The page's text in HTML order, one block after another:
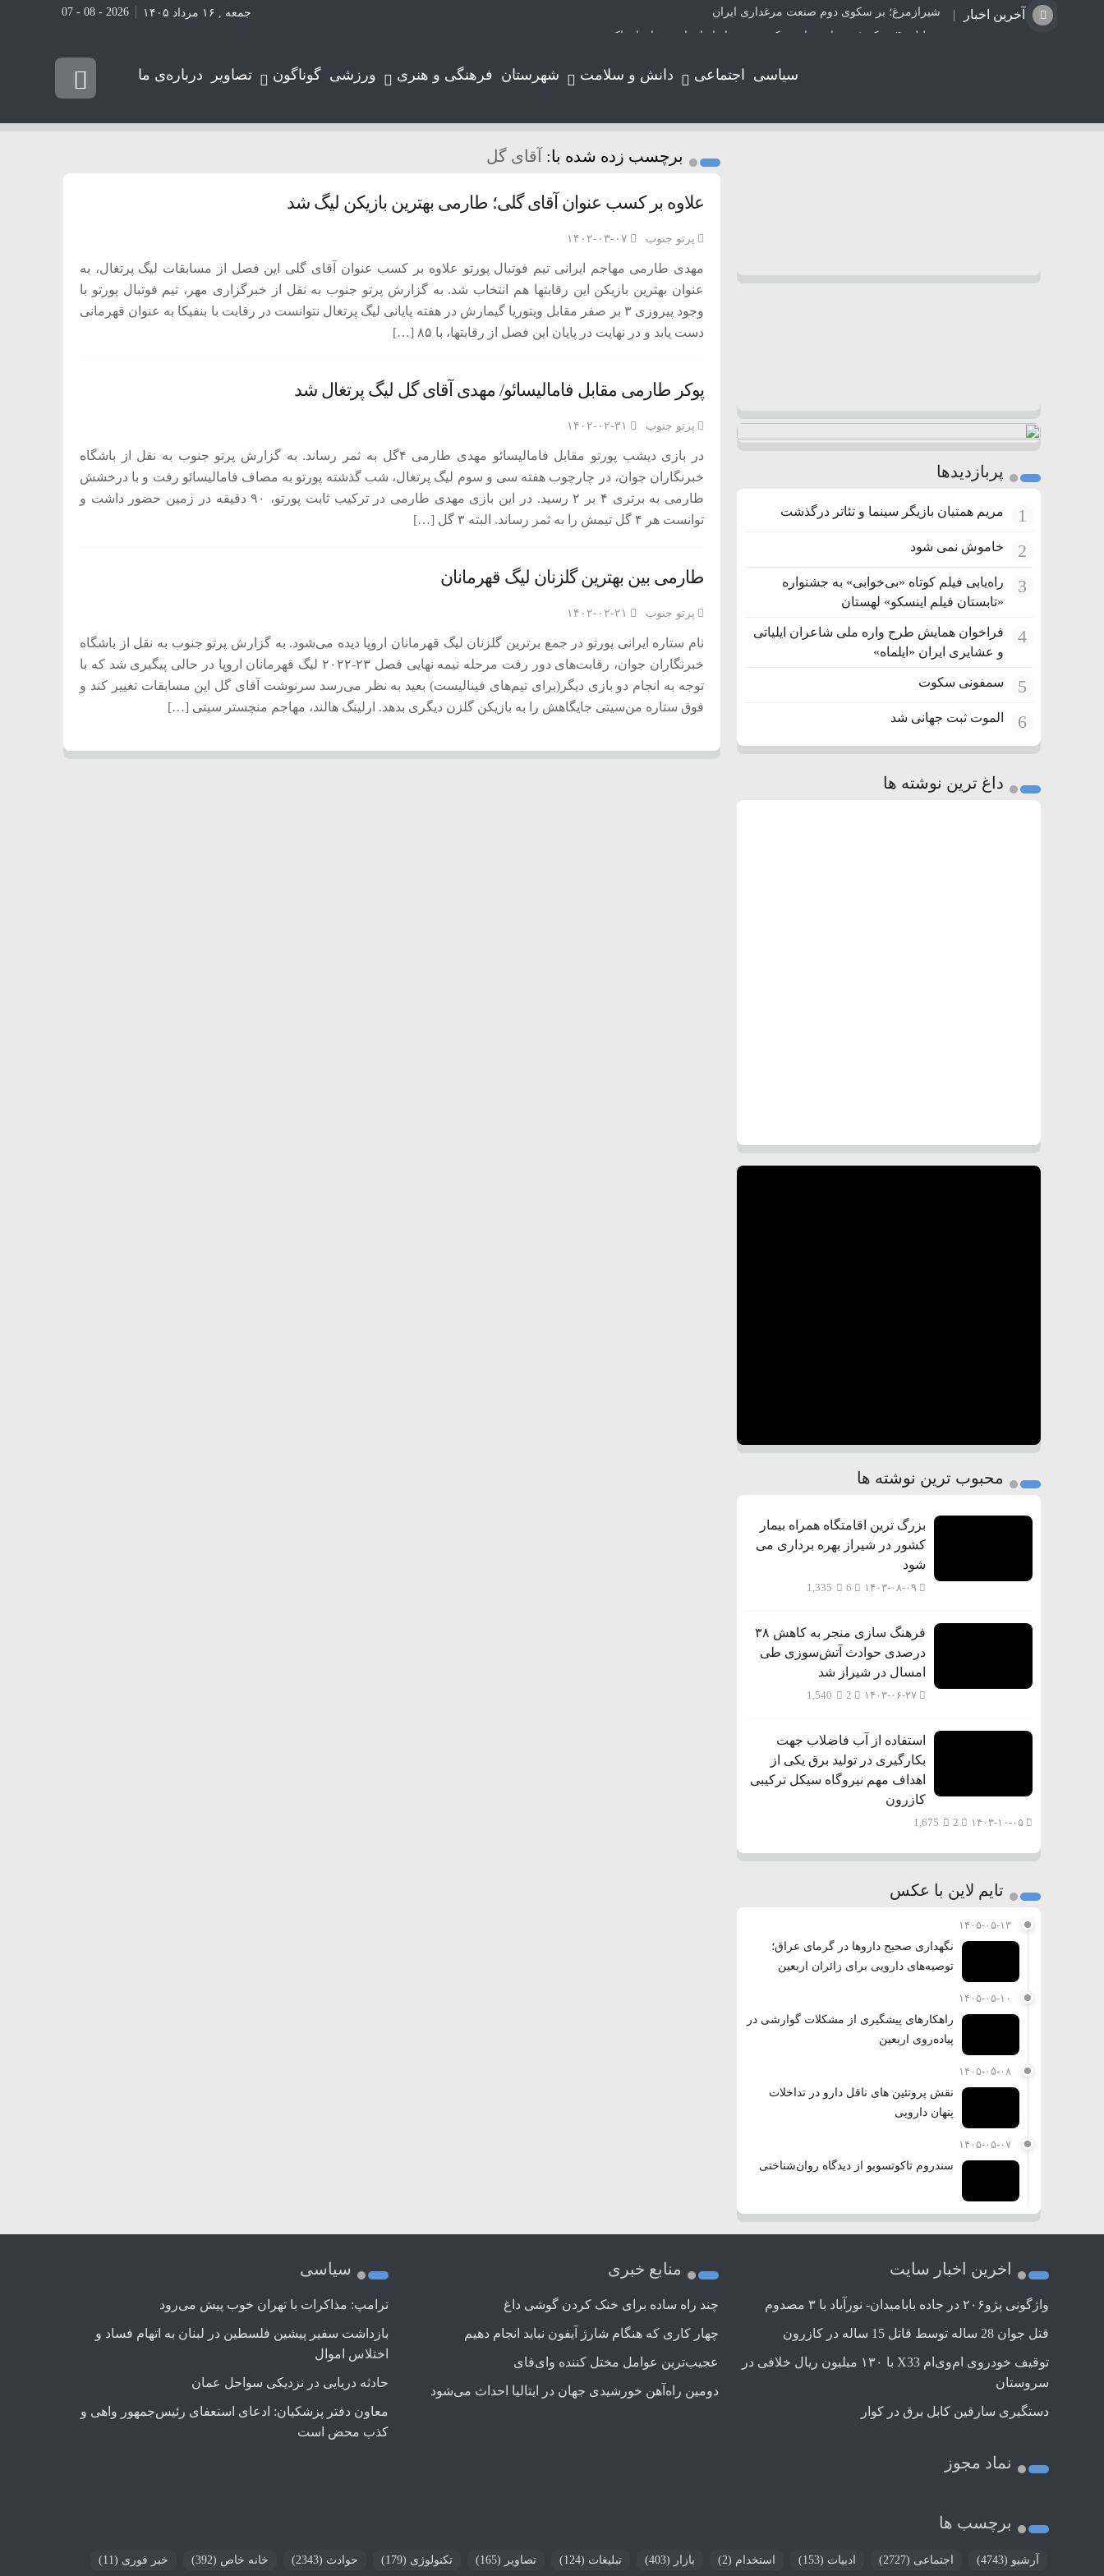
آخرین اخبار
شیرازمرغ؛ بر سکوی دوم صنعت مرغداری ایران
تعطیلی ۴ مرکز غیرمجاز دندانپزشکی در شیراز از ابتدای مردادماه تاکنون
ترامپ: مذاکرات با تهران خوب پیش می‌رود
موتورسواری بانوان؛ واقعیتی که از قانون جلوتر حرکت می‌کند
جمعه , ۱۶ مرداد ۱۴۰۵ 2026 - 08 - 07
سیاسی اجتماعی دانش و سلامت شهرستان فرهنگی و هنری ورزشی گوناگون تصاویر درباره‌ی ما
برچسب زده شده با: آقای گل
علاوه بر کسب عنوان آقای گلی؛ طارمی بهترین بازیکن لیگ شد
پرتو جنوب ۱۴۰۲-۰۳-۰۷
مهدی طارمی مهاجم ایرانی تیم فوتبال پورتو علاوه بر کسب عنوان آقای گلی این فصل از مسابقات لیگ پرتغال، به
عنوان بهترین بازیکن این رقابتها هم انتخاب شد. به گزارش پرتو جنوب به نقل از خبرگزاری مهر، تیم فوتبال پورتو با
وجود پیروزی ۳ بر صفر مقابل ویتوریا گیمارش در هفته پایانی لیگ پرتغال نتوانست در رقابت با بنفیکا به عنوان قهرمانی
دست یابد و در نهایت در پایان این فصل از رقابتها، با ۸۵ […]
پوکر طارمی مقابل فامالیسائو/ مهدی آقای گل لیگ پرتغال شد
پرتو جنوب ۱۴۰۲-۰۲-۳۱
در بازی دیشب پورتو مقابل فامالیسائو مهدی طارمی ۴گل به ثمر رساند. به گزارش پرتو جنوب به نقل از باشگاه
خبرنگاران جوان، در چارچوب هفته سی و سوم لیگ پرتغال، شب گذشته پورتو به مصاف فامالیسائو رفت و با درخشش
طارمی به برتری ۴ بر ۲ رسید. در این بازی مهدی طارمی در ترکیب ثابت پورتو، ۹۰ دقیقه در زمین حضور داشت و
توانست هر ۴ گل تیمش را به ثمر رساند. البته ۳ گل […]
طارمی بین بهترین گلزنان لیگ قهرمانان
پرتو جنوب ۱۴۰۲-۰۲-۲۱
نام ستاره ایرانی پورتو در جمع برترین گلزنان لیگ قهرمانان اروپا دیده می‌شود. به گزارش پرتو جنوب به نقل از باشگاه
خبرنگاران جوان، رقابت‌های دور رفت مرحله نیمه نهایی فصل ۲۳-۲۰۲۲ لیگ قهرمانان اروپا در حالی پیگیری شد که با
توجه به انجام دو بازی دیگر(برای تیم‌های فینالیست) بعید به نظر می‌رسد سرنوشت آقای گل این مسابقات تغییر کند و
فوق ستاره من‌سیتی جایگاهش را به بازیکن گلزن دیگری بدهد. ارلینگ هالند، مهاجم منچستر سیتی […]
پربازدیدها
1 مریم همتیان بازیگر سینما و تئاتر درگذشت
2 خاموش نمی شود
3
راه‌یابی فیلم کوتاه «بی‌خوابی» به جشنواره
«تابستان فیلم اینسکو» لهستان
4
فراخوان همایش طرح واره ملی شاعران ایلیاتی
و عشایری ایران «ایلماه»
5 سمفونی سکوت
6 الموت ثبت جهانی شد
داغ ترین نوشته ها
محبوب ترین نوشته ها
بزرگ ترین اقامتگاه همراه بیمار
کشور در شیراز بهره برداری می
شود
۱۴۰۳-۰۸-۰۹ 1,335
فرهنگ سازی منجر به کاهش ۳۸
درصدی حوادث آتش‌سوزی طی
امسال در شیراز شد
۱۴۰۳-۰۶-۲۷ 1,540
استفاده از آب فاضلاب جهت
بکارگیری در تولید برق یکی از
اهداف مهم نیروگاه سیکل ترکیبی
کازرون
۱۴۰۳-۱۰-۰۵ 1,675
تایم لاین با عکس
۱۴۰۵-۰۵-۱۳
نگهداری صحیح داروها در گرمای عراق؛
توصیه‌های دارویی برای زائران اربعین
۱۴۰۵-۰۵-۱۰
راهکارهای پیشگیری از مشکلات گوارشی در
پیاده‌روی اربعین
۱۴۰۵-۰۵-۰۸
نقش پروتئین های ناقل دارو در تداخلات
پنهان دارویی
۱۴۰۵-۰۵-۰۷
سندروم تاکوتسوبو از دیدگاه روان‌شناختی
اخرین اخبار سایت
واژگونی پژو۲۰۶ در جاده بابامیدان- نورآباد با ۳ مصدوم
قتل جوان 28 ساله توسط قاتل 15 ساله در کازرون
توقیف خودروی ام‌وی‌ام X33 با ۱۳۰ میلیون ریال خلافی در
سروستان
دستگیری سارقین کابل برق در کوار
نماد مجوز
منابع خبری
چند راه‌ ساده برای خنک کردن گوشی داغ
چهار کاری که هنگام شارژ آیفون نباید انجام دهیم
عجیب‌ترین عوامل مختل کننده وای‌فای
دومین راه‌آهن خورشیدی جهان در ایتالیا احداث می‌شود
سیاسی
ترامپ: مذاکرات با تهران خوب پیش می‌رود
بازداشت سفیر پیشین فلسطین در لبنان به اتهام فساد و
اختلاس اموال
حادثه دریایی در نزدیکی سواحل عمان
معاون دفتر پزشکیان: ادعای استعفای رئیس‌جمهور واهی و
کذب محض است
برچسب ها
آرشیو (4743) اجتماعی (2727) ادبیات (153) استخدام (2) بازار (403) تبلیغات (124) تصاویر (165) تکنولوژی (179) حوادث (2343) خانه خاص (392) خبر فوری (11)